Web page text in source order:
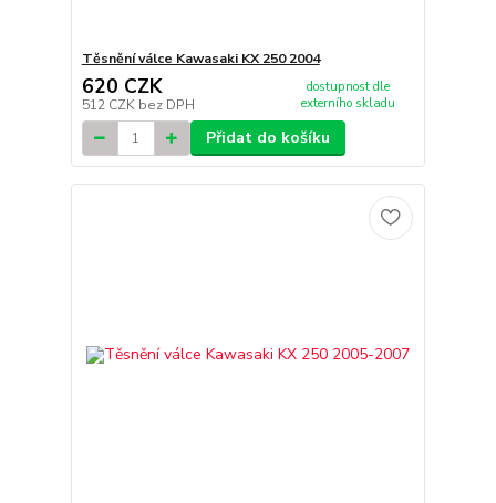
Těsnění válce Kawasaki KX 250 2004
620 CZK
512 CZK bez DPH
dostupnost dle
externího skladu
Přidat do košíku